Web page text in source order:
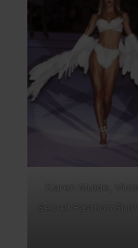
Karen Mulde,
Secret Fashion